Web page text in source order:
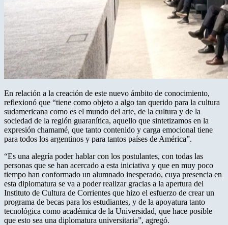
En relación a la creación de este nuevo ámbito de conocimiento,
reflexionó que “tiene como objeto a algo tan querido para la cultura
sudamericana como es el mundo del arte, de la cultura y de la
sociedad de la región guaranítica, aquello que sintetizamos en la
expresión chamamé, que tanto contenido y carga emocional tiene
para todos los argentinos y para tantos países de América”.
“Es una alegría poder hablar con los postulantes, con todas las
personas que se han acercado a esta iniciativa y que en muy poco
tiempo han conformado un alumnado inesperado, cuya presencia en
esta diplomatura se va a poder realizar gracias a la apertura del
Instituto de Cultura de Corrientes que hizo el esfuerzo de crear un
programa de becas para los estudiantes, y de la apoyatura tanto
tecnológica como académica de la Universidad, que hace posible
que esto sea una diplomatura universitaria”, agregó.